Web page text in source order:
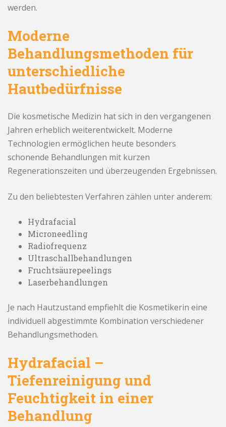
werden.
Moderne
Behandlungsmethoden für
unterschiedliche
Hautbedürfnisse
Die kosmetische Medizin hat sich in den vergangenen
Jahren erheblich weiterentwickelt. Moderne
Technologien ermöglichen heute besonders
schonende Behandlungen mit kurzen
Regenerationszeiten und überzeugenden Ergebnissen.
Zu den beliebtesten Verfahren zählen unter anderem:
Hydrafacial
Microneedling
Radiofrequenz
Ultraschallbehandlungen
Fruchtsäurepeelings
Laserbehandlungen
Je nach Hautzustand empfiehlt die Kosmetikerin eine
individuell abgestimmte Kombination verschiedener
Behandlungsmethoden.
Hydrafacial –
Tiefenreinigung und
Feuchtigkeit in einer
Behandlung